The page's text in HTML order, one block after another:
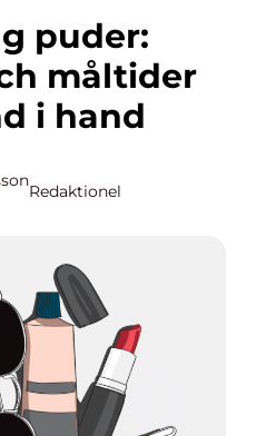
måltider
i hand
Redaktionel